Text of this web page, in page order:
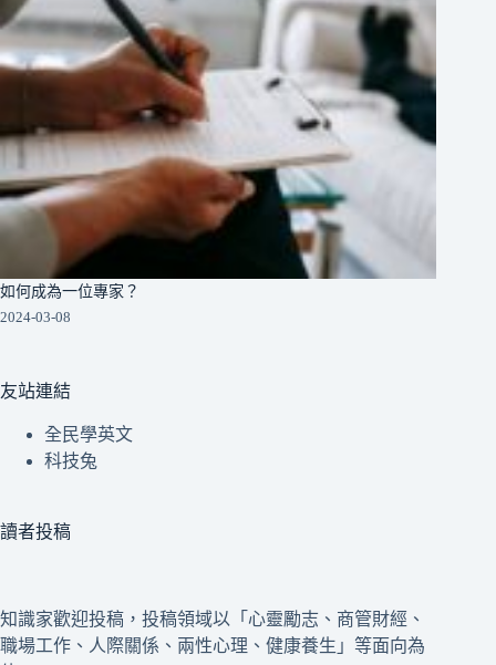
如何成為一位專家？
2024-03-08
友站連結
全民學英文
科技兔
讀者投稿
知識家歡迎投稿，投稿領域以「心靈勵志、商管財經、
職場工作、人際關係、兩性心理、健康養生」等面向為